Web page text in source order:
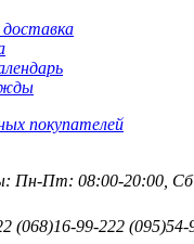
покупателей
Пн-Пт: 08:00-20:00,
(068)16-99-222 (095)54-